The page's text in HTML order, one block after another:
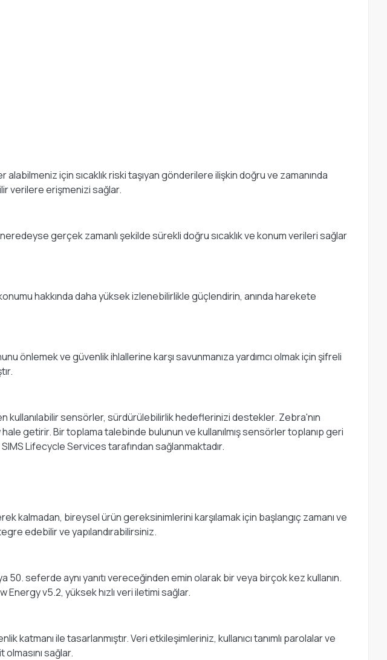
için sıcaklık riski taşıyan gönderilere ilişkin doğru ve zamanında
verilere erişmenizi sağlar.
gerçek zamanlı şekilde sürekli doğru sıcaklık ve konum verileri sağlar
hakkında daha yüksek izlenebilirlikle güçlendirin, anında harekete
ve güvenlik ihlallerine karşı savunmanıza yardımcı olmak için şifreli
kullanılabilir sensörler, sürdürülebilirlik hedeflerinizi destekler. Zebra'nın
getirir. Bir toplama talebinde bulunun ve kullanılmış sensörler toplanıp geri
Lifecycle Services tarafından sağlanmaktadır.
kalmadan, bireysel ürün gereksinimlerini karşılamak için başlangıç zamanı ve
edebilir ve yapılandırabilirsiniz.
seferde aynı yanıtı vereceğinden emin olarak bir veya birçok kez kullanın.
Energy v5.2, yüksek hızlı veri iletimi sağlar.
ile tasarlanmıştır. Veri etkileşimleriniz, kullanıcı tanımlı parolalar ve
sağlar.